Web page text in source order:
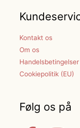
Kontakt os
Om os
Handelsbetingelser
Cookiepolitik (EU)
Følg os på